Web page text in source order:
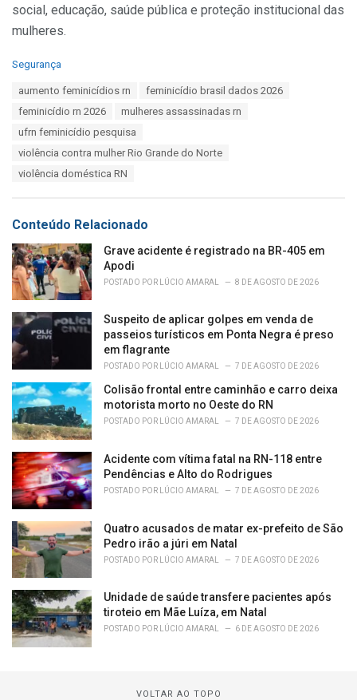
social, educação, saúde pública e proteção institucional das
mulheres.
C
Segurança
aumento feminicídios rn
feminicídio brasil dados 2026
feminicídio rn 2026
mulheres assassinadas rn
ufrn feminicídio pesquisa
violência contra mulher Rio Grande do Norte
violência doméstica RN
Conteúdo Relacionado
Grave acidente é registrado na BR-405 em
Apodi
POSTADO POR LÚCIO AMARAL 8 DE AGOSTO DE 2026
Suspeito de aplicar golpes em venda de
passeios turísticos em Ponta Negra é preso
em flagrante
POSTADO POR LÚCIO AMARAL 7 DE AGOSTO DE 2026
Colisão frontal entre caminhão e carro deixa
motorista morto no Oeste do RN
POSTADO POR LÚCIO AMARAL 7 DE AGOSTO DE 2026
Acidente com vítima fatal na RN-118 entre
Pendências e Alto do Rodrigues
POSTADO POR LÚCIO AMARAL 7 DE AGOSTO DE 2026
Quatro acusados de matar ex-prefeito de São
Pedro irão a júri em Natal
POSTADO POR LÚCIO AMARAL 7 DE AGOSTO DE 2026
Unidade de saúde transfere pacientes após
tiroteio em Mãe Luíza, em Natal
POSTADO POR LÚCIO AMARAL 6 DE AGOSTO DE 2026
VOLTAR AO TOPO